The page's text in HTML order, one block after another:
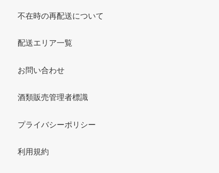
不在時の再配送について
配送エリア一覧
お問い合わせ
酒類販売管理者標識
プライバシーポリシー
利用規約